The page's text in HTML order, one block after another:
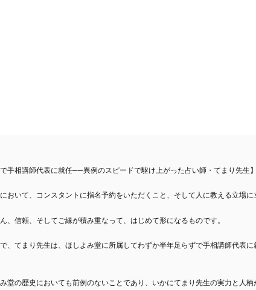
で手相講師代表に就任──異例のスピードで駆け上がった占い師・てまり先生】
おいて、コンスタントに指名予約をいただくこと、そして人に教える立場
、信頼、そしてご縁が積み重なって、はじめて形になるものです。
、てまり先生は、ほしよみ堂に所属してわずか半年足らずで手相講師代表
堂の歴史においても前例のないことであり、いかにてまり先生の実力と人柄